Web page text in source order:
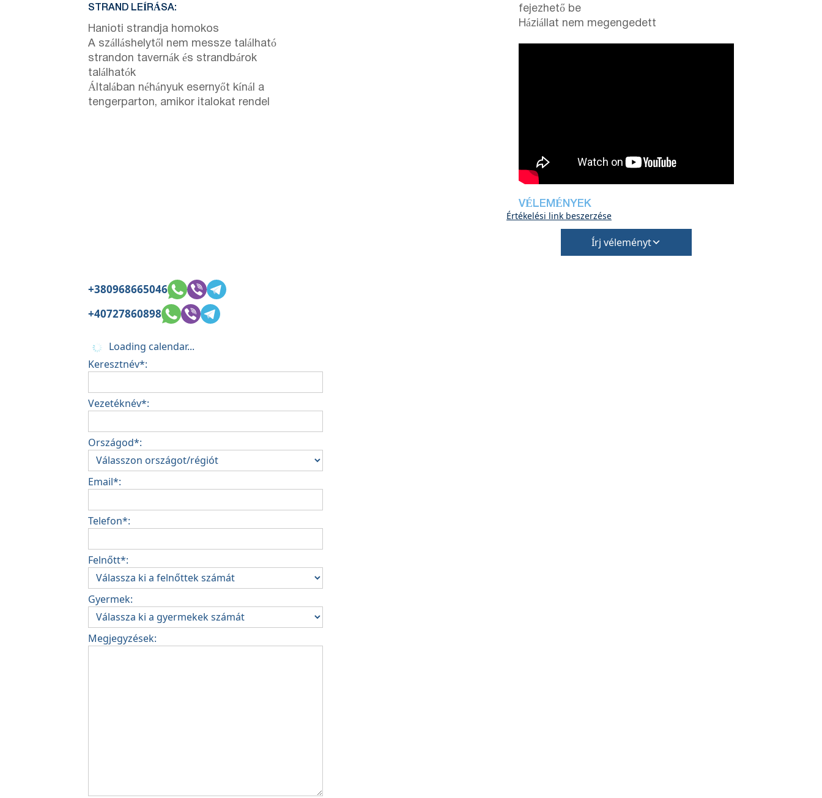
STRAND LEÍRÁSA:
Hanioti strandja homokos
A szálláshelytől nem messze található
strandon tavernák és strandbárok
találhatók
Általában néhányuk esernyőt kínál a
tengerparton, amikor italokat rendel
fejezhető be
Háziállat nem megengedett
VÉLEMÉNYEK
Értékelési link beszerzése
Írj véleményt
+380968665046
+40727860898
Loading calendar...
Keresztnév*:
Vezetéknév*:
Országod*:
Email*:
Telefon*:
Felnőtt*:
Gyermek:
Megjegyzések: